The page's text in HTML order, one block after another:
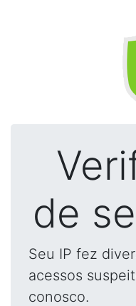
de
Seu IP fez
acessos
conosco.